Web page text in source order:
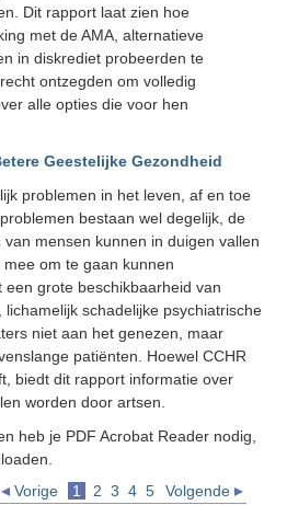
Dit rapport laat zien hoe
met de AMA, alternatieve
in diskrediet probeerden te
ontzegden om volledig
alle opties die voor hen
Geestelijke Gezondheid
problemen in het leven, af en toe
bestaan wel degelijk, de
mensen kunnen in duigen vallen
om te gaan kunnen
grote beschikbaarheid van
schadelijke psychiatrische
niet aan het genezen, maar
patiënten. Hoewel CCHR
biedt dit rapport informatie over
worden door artsen.
heb je PDF Acrobat Reader nodig,
Volgende
1 2 3 4 5
Vorige